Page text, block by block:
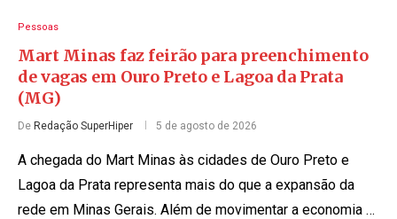
Pessoas
Mart Minas faz feirão para preenchimento
de vagas em Ouro Preto e Lagoa da Prata
(MG)
De Redação SuperHiper 5 de agosto de 2026
A chegada do Mart Minas às cidades de Ouro Preto e
Lagoa da Prata representa mais do que a expansão da
rede em Minas Gerais. Além de movimentar a economia …